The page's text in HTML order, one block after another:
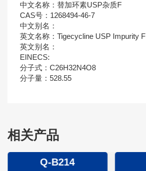
中文名称：替加环素USP杂质F
CAS号：1268494-46-7
中文别名：
英文名称：Tigecycline USP Impurity F
英文别名：
EINECS:
分子式：C26H32N4O8
分子量：528.55
相关产品
Q-B214